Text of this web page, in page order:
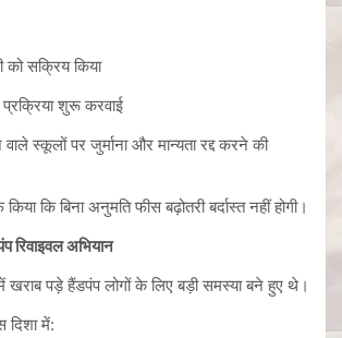
सक्रिय किया
शुरू करवाई
स्कूलों पर जुर्माना और मान्यता रद्द करने की
कि बिना अनुमति फीस बढ़ोतरी बर्दास्त नहीं होगी।
रिवाइवल अभियान
खराब पड़े हैंडपंप लोगों के लिए बड़ी समस्या बने हुए थे।
दिशा में: